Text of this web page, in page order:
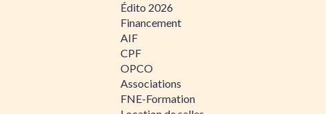
Édito 2026
Financement
AIF
CPF
OPCO
Associations
FNE-Formation